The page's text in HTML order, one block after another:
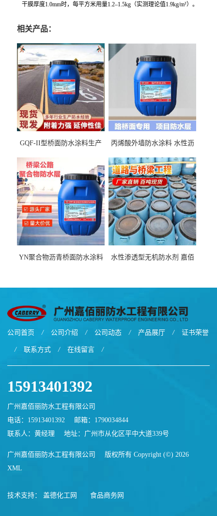
干膜厚度1.0mm时，每平方米用量1.2–1.5kg（实测理论值1.9kg/m²）。
相关产品：
GQF-II型桥面防水涂料生产
丙烯酸外墙防水涂料 水性沥
厂家
YN聚合物沥青桥面防水涂料
水性渗透型无机防水剂 嘉佰
公司首页 / 公司介绍 / 公司动态 / 产品展厅 / 证书荣誉
/ 联系方式 / 在线留言 /
15913401392
广州嘉佰丽防水工程有限公司
电话：15913401392
邮箱： 1790034844
联系人：黄经理
地址：广州市从化区平中大道339号
广州嘉佰丽防水工程有限公司
版权所有 Copyright (©) 2026
XML
技术支持： 盖德化工网 食品商务网